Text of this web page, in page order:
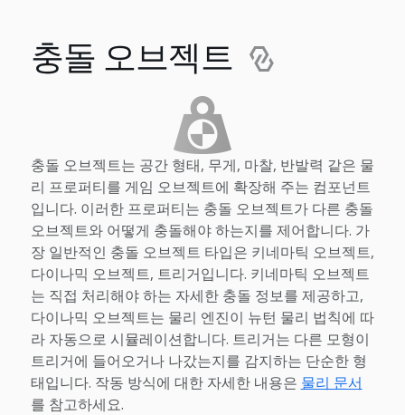
충돌 오브젝트
충돌 오브젝트는 공간 형태, 무게, 마찰, 반발력 같은 물
리 프로퍼티를 게임 오브젝트에 확장해 주는 컴포넌트
입니다. 이러한 프로퍼티는 충돌 오브젝트가 다른 충돌
오브젝트와 어떻게 충돌해야 하는지를 제어합니다. 가
장 일반적인 충돌 오브젝트 타입은 키네마틱 오브젝트,
다이나믹 오브젝트, 트리거입니다. 키네마틱 오브젝트
는 직접 처리해야 하는 자세한 충돌 정보를 제공하고,
다이나믹 오브젝트는 물리 엔진이 뉴턴 물리 법칙에 따
라 자동으로 시뮬레이션합니다. 트리거는 다른 모형이
트리거에 들어오거나 나갔는지를 감지하는 단순한 형
태입니다. 작동 방식에 대한 자세한 내용은 물리 문서
를 참고하세요.